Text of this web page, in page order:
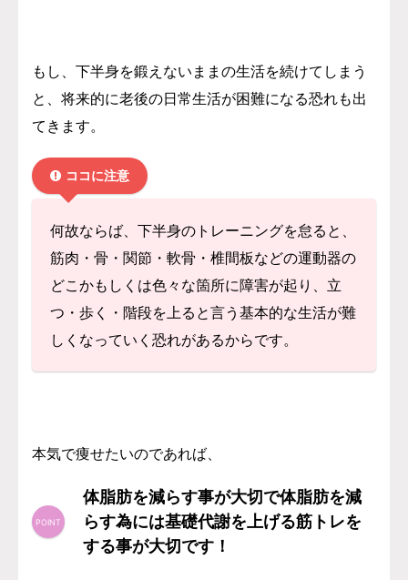
もし、下半身を鍛えないままの生活を続けてしまう
と、将来的に老後の日常生活が困難になる恐れも出
てきます。
ココに注意
何故ならば、下半身のトレーニングを怠ると、
筋肉・骨・関節・軟骨・椎間板などの運動器の
どこかもしくは色々な箇所に障害が起り、立
つ・歩く・階段を上ると言う基本的な生活が難
しくなっていく恐れがあるからです。
本気で痩せたいのであれば、
体脂肪を減らす事が大切で体脂肪を減
らす為には基礎代謝を上げる筋トレを
する事が大切です！